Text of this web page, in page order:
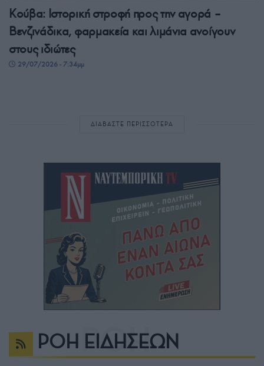
Κούβα: Ιστορική στροφή προς την αγορά –
Βενζινάδικα, φαρμακεία και λιμάνια ανοίγουν
στους ιδιώτες
29/07/2026 - 7:34μμ
ΔΙΑΒΑΣΤΕ ΠΕΡΙΣΣΟΤΕΡΑ
ΡΟΗ ΕΙΔΗΣΕΩΝ